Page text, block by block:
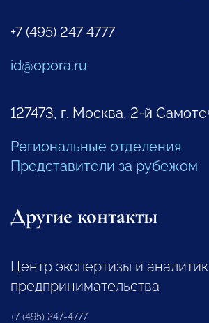
+7 (495) 247 4777
id@opora.ru
127473, г. Москва, 2-й
Региональные отделения
Представители за рубежом
Другие контакты
Центр экспертизы и
предпринимательства
+7 (495) 247-4777